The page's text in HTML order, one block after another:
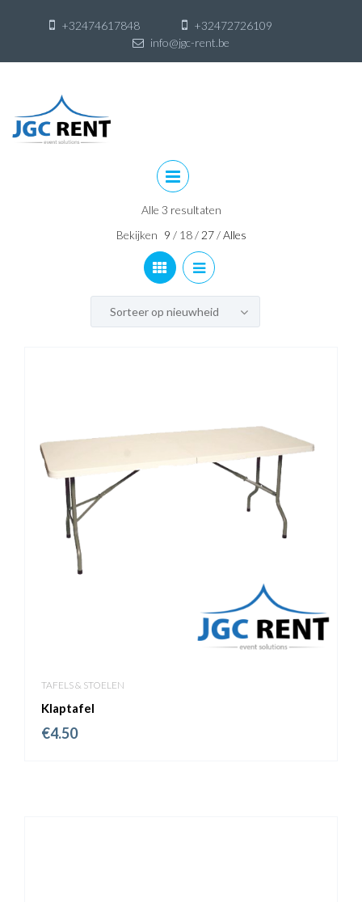
+32474617848
+32472726109
info@jgc-rent.be
Skip
Alle 3 resultaten
Bekijken 9 / 18/ 27/ Alles
Sorteer op nieuwheid
TAFELS & STOELEN
Klaptafel
€4.50